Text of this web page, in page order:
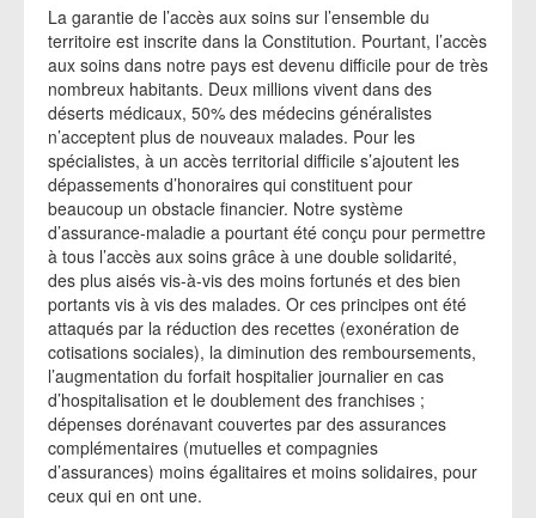
La garantie de l’accès aux soins sur l’ensemble du
territoire est inscrite dans la Constitution. Pourtant, l’accès
aux soins dans notre pays est devenu difficile pour de très
nombreux habitants. Deux millions vivent dans des
déserts médicaux, 50% des médecins généralistes
n’acceptent plus de nouveaux malades. Pour les
spécialistes, à un accès territorial difficile s’ajoutent les
dépassements d’honoraires qui constituent pour
beaucoup un obstacle financier. Notre système
d’assurance-maladie a pourtant été conçu pour permettre
à tous l’accès aux soins grâce à une double solidarité,
des plus aisés vis-à-vis des moins fortunés et des bien
portants vis à vis des malades. Or ces principes ont été
attaqués par la réduction des recettes (exonération de
cotisations sociales), la diminution des remboursements,
l’augmentation du forfait hospitalier journalier en cas
d’hospitalisation et le doublement des franchises ;
dépenses dorénavant couvertes par des assurances
complémentaires (mutuelles et compagnies
d’assurances) moins égalitaires et moins solidaires, pour
ceux qui en ont une.